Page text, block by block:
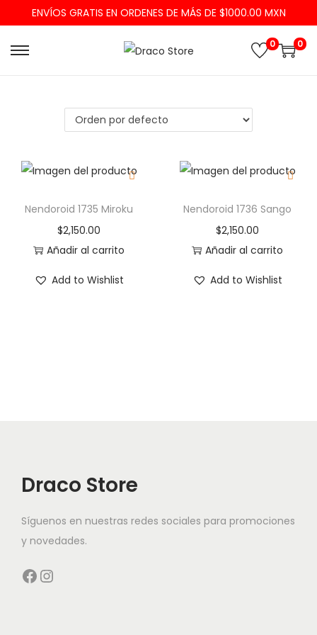
ENVÍOS GRATIS EN ORDENES DE MÁS DE $1000.00 MXN
0 0
Nendoroid 1735 Miroku
$2,150.00
Añadir al carrito
Add to Wishlist
Nendoroid 1736 Sango
$2,150.00
Añadir al carrito
Add to Wishlist
Draco Store
Síguenos en nuestras redes sociales para promociones
y novedades.